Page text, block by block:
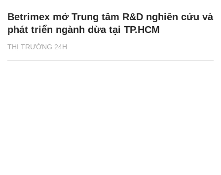
THỊ TRƯỜNG 24H
Betrimex mở Trung tâm R&D nghiên cứu và
phát triển ngành dừa tại TP.HCM